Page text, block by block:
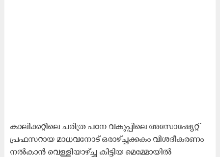
കാലിക്കറ്റിലെ ചരിത്ര പoന വകുപ്പിലെ അസോഷ്യേറ്റ്
പ്രഫസറായ മാധവനോട് ഒരാഴ്ച്ചക്കകം വിശദീകരണം
നൽകാൻ വെള്ളിയാഴ്ച്ച കിട്ടിയ മെമ്മോയിൽ